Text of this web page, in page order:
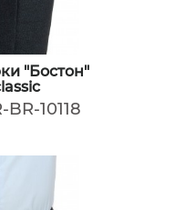
"Бостон"
BR-10118